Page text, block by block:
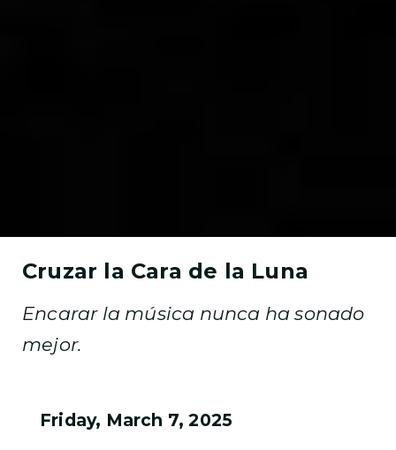
Cruzar la Cara de la Luna
Encarar la música nunca ha sonado
mejor.
Friday, March 7, 2025